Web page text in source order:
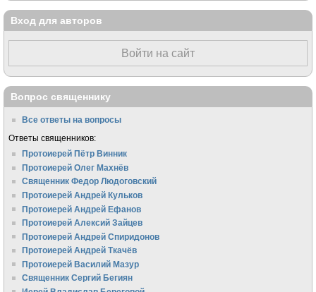
Вход для авторов
Войти на сайт
Вопрос священнику
Все ответы на вопросы
Ответы священников:
Протоиерей Пётр Винник
Протоиерей Олег Махнёв
Священник Федор Людоговский
Протоиерей Андрей Кульков
Протоиерей Андрей Ефанов
Протоиерей Алексий Зайцев
Протоиерей Андрей Спиридонов
Протоиерей Андрей Ткачёв
Протоиерей Василий Мазур
Священник Сергий Бегиян